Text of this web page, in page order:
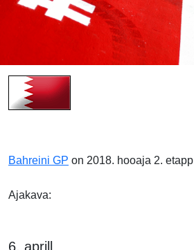
Bahreini GP on 2018. hooaja 2. etapp
Ajakava:
6. aprill